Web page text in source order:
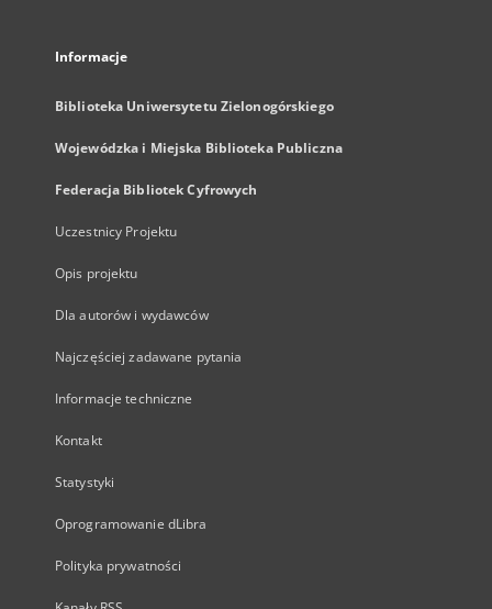
Informacje
Biblioteka Uniwersytetu Zielonogórskiego
Wojewódzka i Miejska Biblioteka Publiczna
Federacja Bibliotek Cyfrowych
Uczestnicy Projektu
Opis projektu
Dla autorów i wydawców
Najczęściej zadawane pytania
Informacje techniczne
Kontakt
Statystyki
Oprogramowanie dLibra
Polityka prywatności